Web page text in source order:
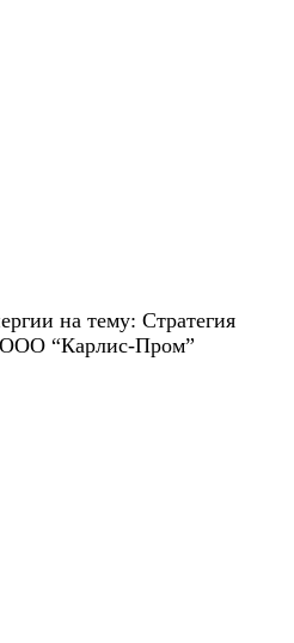
на тему: Стратегия
ООО “Карлис-Пром”